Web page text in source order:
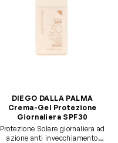
DIEGO DALLA PALMA
Crema-Gel Protezione
Giornaliera SPF30
Protezione Solare giornaliera ad
azione anti invecchiamento